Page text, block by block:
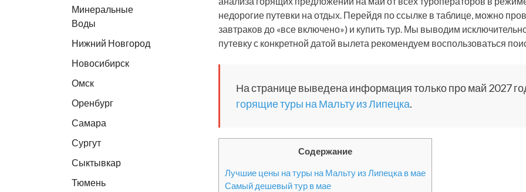
недорогие путевки на отдых. Перейдя по ссылке в таблице, можно
завтраков до «все включено») и купить тур. Мы выводим
путевку с конкретной датой вылета рекомендуем воспользоваться
На странице выведена информация только про май 2027
горящие туры на Мальту из Липецка.
Содержание
Лучшие цены на туры на Мальту из Липецка в мае
Самый дешевый тур в мае
Минеральные
Воды
Нижний Новгород
Новосибирск
Омск
Оренбург
Самара
Сургут
Сыктывкар
Тюмень